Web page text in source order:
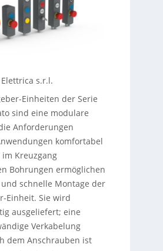
s.r.l.
Einheiten der Serie
sind eine modulare
Anforderungen
komfortabel
Kreuzgang
Bohrungen ermöglichen
schnelle Montage der
Einheit. Sie wird
ausgeliefert; eine
Verkabelung
dem Anschrauben ist